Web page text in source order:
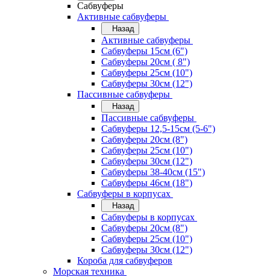
Сабвуферы
Активные сабвуферы
Назад
Активные сабвуферы
Сабвуферы 15см (6")
Сабвуферы 20см ( 8")
Сабвуферы 25см (10")
Сабвуферы 30см (12")
Пассивные сабвуферы
Назад
Пассивные сабвуферы
Сабвуферы 12,5-15см (5-6")
Сабвуферы 20см (8")
Сабвуферы 25см (10")
Сабвуферы 30см (12")
Сабвуферы 38-40см (15")
Сабвуферы 46см (18")
Сабвуферы в корпусах
Назад
Сабвуферы в корпусах
Сабвуферы 20см (8")
Сабвуферы 25см (10")
Сабвуферы 30см (12")
Короба для сабвуферов
Морская техника